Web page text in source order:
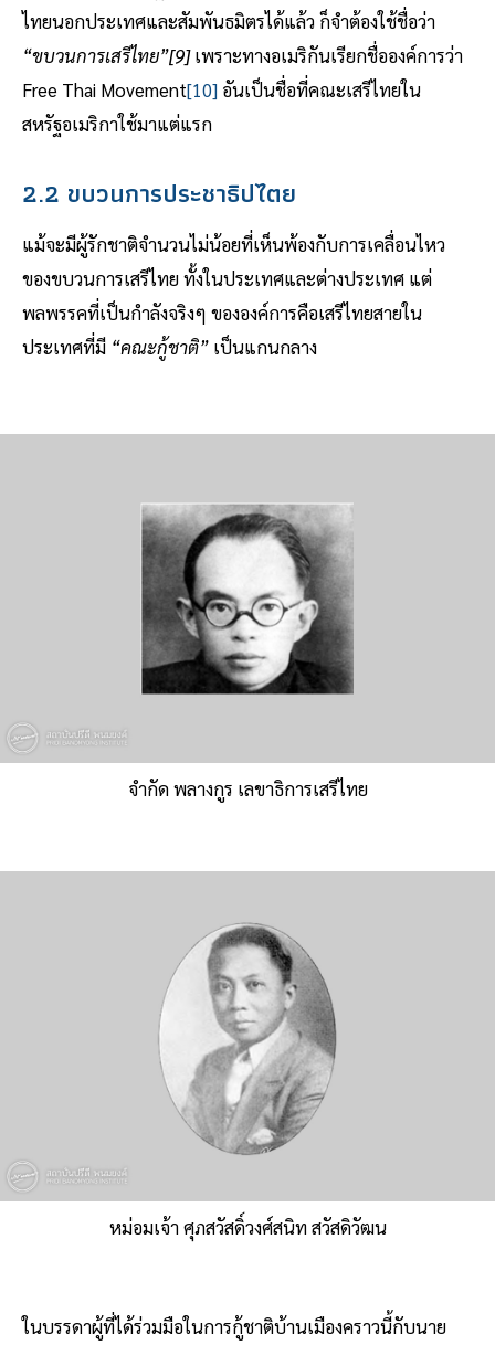
ไทยนอกประเทศและสัมพันธมิตรได้แล้ว ก็จำต้องใช้ชื่อว่า
“ขบวนการเสรีไทย”[9] เพราะทางอเมริกันเรียกชื่อองค์การว่า
Free Thai Movement[10] อันเป็นชื่อที่คณะเสรีไทยใน
สหรัฐอเมริกาใช้มาแต่แรก
2.2 ขบวนการประชาธิปไตย
แม้จะมีผู้รักชาติจำนวนไม่น้อยที่เห็นพ้องกับการเคลื่อนไหว
ของขบวนการเสรีไทย ทั้งในประเทศและต่างประเทศ แต่
พลพรรคที่เป็นกำลังจริงๆ ขององค์การคือเสรีไทยสายใน
ประเทศที่มี “คณะกู้ชาติ” เป็นแกนกลาง
จำกัด พลางกูร เลขาธิการเสรีไทย
หม่อมเจ้า ศุภสวัสดิ์วงศ์สนิท สวัสดิวัฒน
ในบรรดาผู้ที่ได้ร่วมมือในการกู้ชาติบ้านเมืองคราวนี้กับนาย